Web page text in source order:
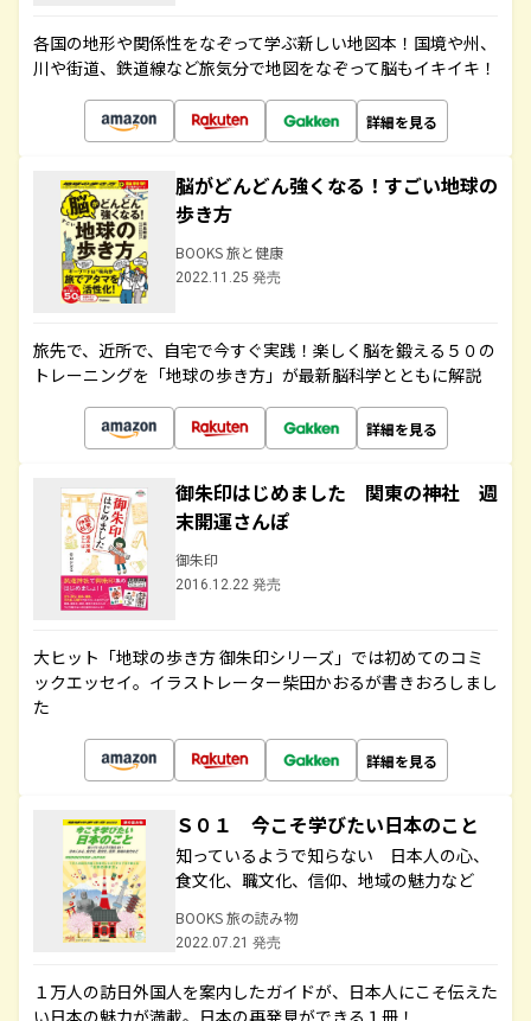
各国の地形や関係性をなぞって学ぶ新しい地図本！国境や州、
川や街道、鉄道線など旅気分で地図をなぞって脳もイキイキ！
詳細を見る
脳がどんどん強くなる！すごい地球の
歩き方
BOOKS 旅と健康
2022.11.25 発売
旅先で、近所で、自宅で今すぐ実践！楽しく脳を鍛える５０の
トレーニングを「地球の歩き方」が最新脳科学とともに解説
詳細を見る
御朱印はじめました 関東の神社 週
末開運さんぽ
御朱印
2016.12.22 発売
大ヒット「地球の歩き方 御朱印シリーズ」では初めてのコミ
ックエッセイ。イラストレーター柴田かおるが書きおろしまし
た
詳細を見る
Ｓ０１ 今こそ学びたい日本のこと
知っているようで知らない 日本人の心、
食文化、職文化、信仰、地域の魅力など
BOOKS 旅の読み物
2022.07.21 発売
１万人の訪日外国人を案内したガイドが、日本人にこそ伝えた
い日本の魅力が満載。日本の再発見ができる１冊！